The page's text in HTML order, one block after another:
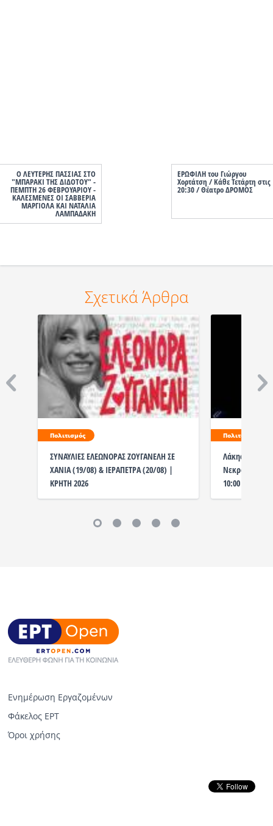
Ο ΛΕΥΤΕΡΗΣ ΠΑΣΣΙΑΣ ΣΤΟ
"ΜΠΑΡΑΚΙ ΤΗΣ ΔΙΔΟΤΟΥ" -
ΠΕΜΠΤΗ 26 ΦΕΒΡΟΥΑΡΙΟΥ -
ΚΑΛΕΣΜΕΝΕΣ ΟΙ ΣΑΒΒΕΡΙΑ
ΜΑΡΓΙΟΛΑ ΚΑΙ ΝΑΤΑΛΙΑ
ΛΑΜΠΑΔΑΚΗ
ΕΡΩΦΙΛΗ του Γιώργου
Χορτάτση / Κάθε Τετάρτη στις
20:30 / Θέατρο ΔΡΟΜΟΣ
Σχετικά Άρθρα
Πολιτισμός
ΣΥΝΑΥΛΙΕΣ ΕΛΕΩΝΟΡΑΣ ΖΟΥΓΑΝΕΛΗ ΣΕ
ΧΑΝΙΑ (19/08) & ΙΕΡΑΠΕΤΡΑ (20/08) |
ΚΡΗΤΗ 2026
Πολιτισμός
Λάκης
Νεκροταφείο
10:00 το
Ενημέρωση Εργαζομένων
Φάκελος ΕΡΤ
Όροι χρήσης